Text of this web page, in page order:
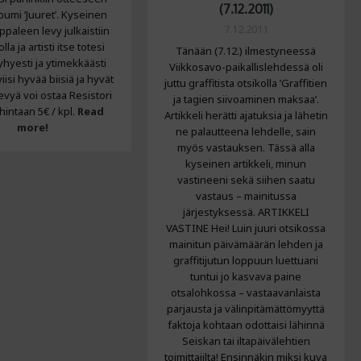
’Juuret’. Kyseinen
levy julkaistiin
ja artisti itse totesi
ja ytimekkäästi
hyvää biisiä ja hyvät
voi ostaa Resistori
5€ / kpl. Read
more!
(7.12.2011)
Tänään (7.12.) ilmestyneessä
Viikkosavo-paikallislehdessä oli
juttu graffitista otsikolla ’Graffitien
ja tagien siivoaminen maksaa’.
Artikkeli herätti ajatuksia ja lähetin
ne palautteena lehdelle, sain
myös vastauksen. Tässä alla
kyseinen artikkeli, minun
vastineeni sekä siihen saatu
vastaus – mainitussa
järjestyksessä. ARTIKKELI
VASTINE Hei! Luin juuri otsikossa
mainitun päivämäärän lehden ja
graffitijutun loppuun luettuani
tuntui jo kasvava paine
otsalohkossa – vastaavanlaista
parjausta ja välinpitämättömyyttä
faktoja kohtaan odottaisi lähinnä
Seiskan tai iltapäivälehtien
toimittajilta! Ensinnäkin miksi kuva